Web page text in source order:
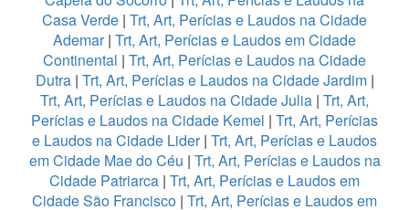
Casa Verde | Trt, Art, Perícias e Laudos na Cidade
Ademar| Trt, Art, Perícias e Laudos em Cidade
Continental | Trt, Art, Perícias e Laudos na Cidade
Dutra | Trt, Art, Perícias e Laudos na Cidade Jardim|
Trt, Art, Perícias e Laudos na Cidade Julia | Trt, Art,
Perícias e Laudos na Cidade Kemel | Trt, Art, Perícias
e Laudos na Cidade Lider| Trt, Art, Perícias e Laudos
em Cidade Mae do Céu | Trt, Art, Perícias e Laudos na
Cidade Patriarca | Trt, Art, Perícias e Laudos em
Cidade São Francisco | Trt, Art, Perícias e Laudos em